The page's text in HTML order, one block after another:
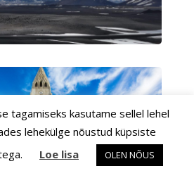
tagamiseks kasutame sellel lehel
lehekülge nõustud küpsiste
Loe lisa OLEN NÕUS